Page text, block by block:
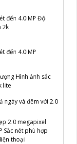
đến 4.0 MP Độ
2k
đến 4.0 MP
Hình ảnh sắc
lite
ngày và đêm với 2.0
2.0 megapixel
Sắc nét phù hợp
thoại